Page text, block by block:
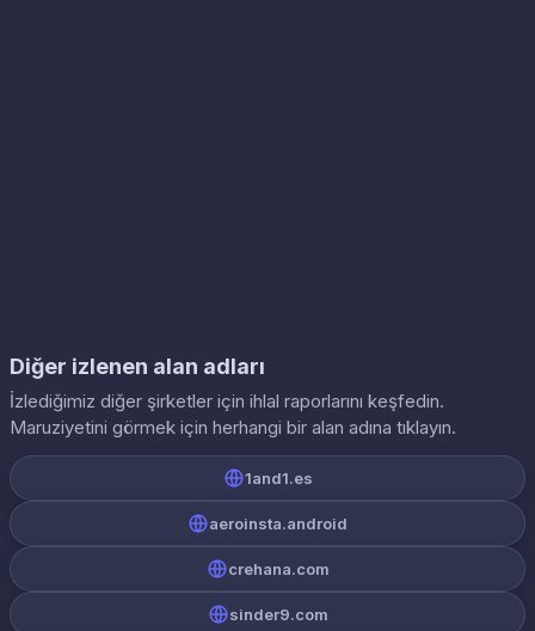
Diğer izlenen alan adları
İzlediğimiz diğer şirketler için ihlal raporlarını keşfedin.
Maruziyetini görmek için herhangi bir alan adına tıklayın.
1and1.es
aeroinsta.android
crehana.com
sinder9.com